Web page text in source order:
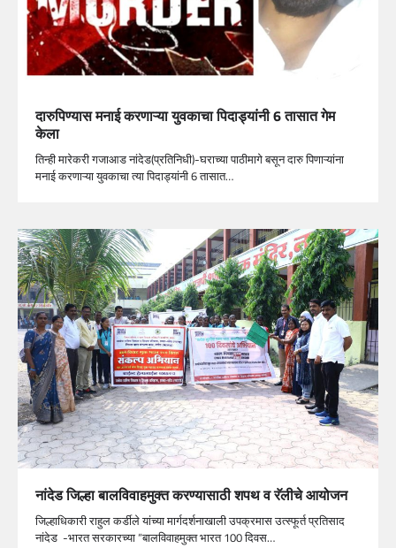
दारुपिण्यास मनाई करणाऱ्या युवकाचा पिदाड्यांनी 6 तासात गेम
केला
तिन्ही मारेकरी गजाआड नांदेड(प्रतिनिधी)-घराच्या पाठीमागे बसून दारु पिणाऱ्यांना
मनाई करणाऱ्या युवकाचा त्या पिदाड्यांनी 6 तासात…
नांदेड जिल्हा बालविवाहमुक्त करण्यासाठी शपथ व रॅलीचे आयोजन
जिल्हाधिकारी राहुल कर्डीले यांच्या मार्गदर्शनाखाली उपक्रमास उत्स्फूर्त प्रतिसाद
नांदेड -भारत सरकारच्या “बालविवाहमुक्त भारत 100 दिवस…